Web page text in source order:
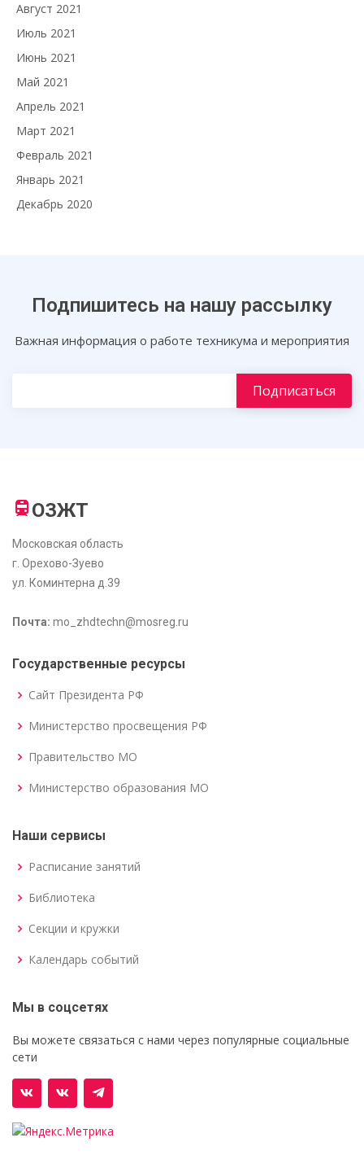
Август 2021
Июль 2021
Июнь 2021
Май 2021
Апрель 2021
Март 2021
Февраль 2021
Январь 2021
Декабрь 2020
Подпишитесь на нашу рассылку
Важная информация о работе техникума и мероприятия
ОЗЖТ
Московская область
г. Орехово-Зуево
ул. Коминтерна д.39
Почта: mo_zhdtechn@mosreg.ru
Государственные ресурсы
Сайт Президента РФ
Министерство просвещения РФ
Правительство МО
Министерство образования МО
Наши сервисы
Расписание занятий
Библиотека
Секции и кружки
Календарь событий
Мы в соцсетях
Вы можете связаться с нами через популярные социальные
сети